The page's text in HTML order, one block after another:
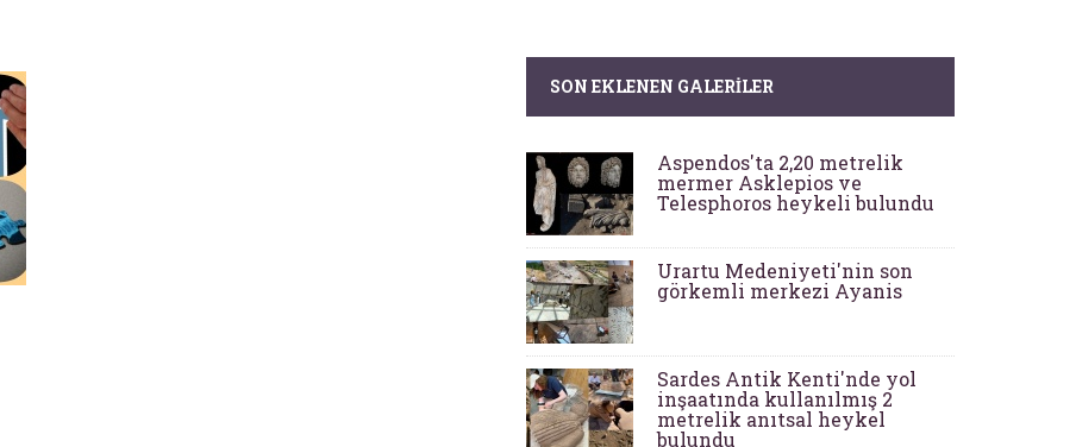
SON EKLENEN GALERILER
Aspendos'ta 2,20 metrelik
mermer Asklepios ve
Telesphoros heykeli bulundu
Urartu Medeniyeti'nin son
görkemli merkezi Ayanis
Sardes Antik Kenti'nde yol
inşaatında kullanılmış 2
metrelik anıtsal heykel
bulundu